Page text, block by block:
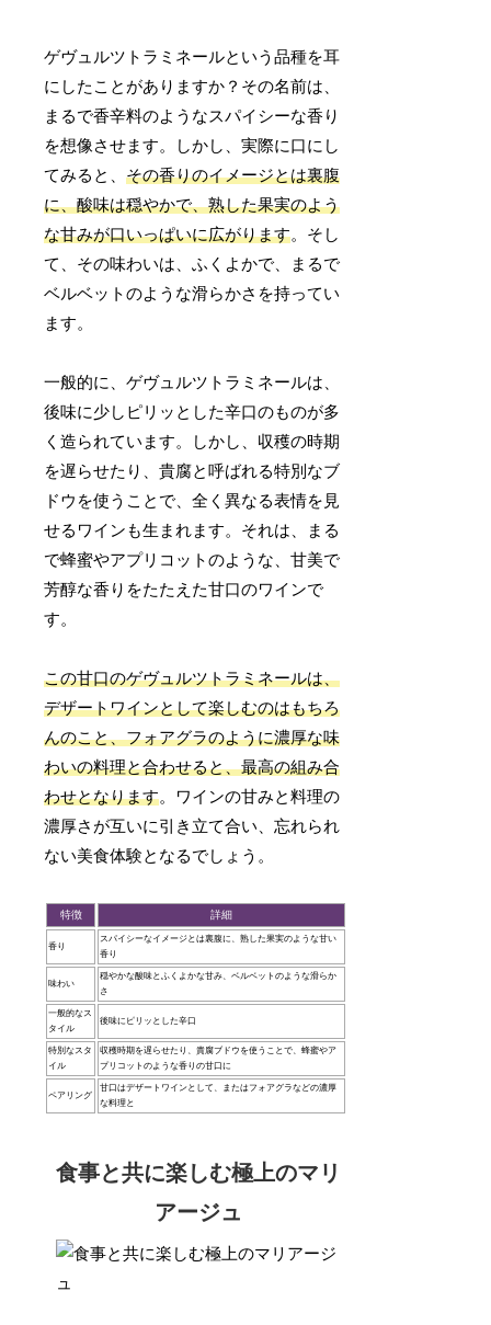
ゲヴュルツトラミネールという品種を耳
にしたことがありますか？その名前は、
まるで香辛料のようなスパイシーな香り
を想像させます。しかし、実際に口にし
てみると、その香りのイメージとは裏腹
に、酸味は穏やかで、熟した果実のよう
な甘みが口いっぱいに広がります。そし
て、その味わいは、ふくよかで、まるで
ベルベットのような滑らかさを持ってい
ます。
一般的に、ゲヴュルツトラミネールは、
後味に少しピリッとした辛口のものが多
く造られています。しかし、収穫の時期
を遅らせたり、貴腐と呼ばれる特別なブ
ドウを使うことで、全く異なる表情を見
せるワインも生まれます。それは、まる
で蜂蜜やアプリコットのような、甘美で
芳醇な香りをたたえた甘口のワインで
す。
この甘口のゲヴュルツトラミネールは、
デザートワインとして楽しむのはもちろ
んのこと、フォアグラのように濃厚な味
わいの料理と合わせると、最高の組み合
わせとなります。ワインの甘みと料理の
濃厚さが互いに引き立て合い、忘れられ
ない美食体験となるでしょう。
特徴 詳細
香り
スパイシーなイメージとは裏腹に、熟した果実のような甘い
香り
味わい
穏やかな酸味とふくよかな甘み、ベルベットのような滑らか
さ
一般的なス
タイル
後味にピリッとした辛口
特別なスタ
イル
収穫時期を遅らせたり、貴腐ブドウを使うことで、蜂蜜やア
プリコットのような香りの甘口に
ペアリング
甘口はデザートワインとして、またはフォアグラなどの濃厚
な料理と
食事と共に楽しむ極上のマリ
アージュ